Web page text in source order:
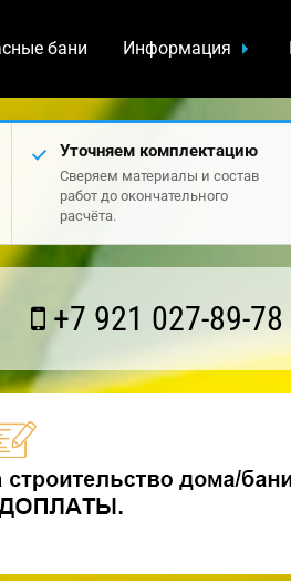
бани Информация
Уточняем комплектацию
Сверяем материалы и состав
работ до окончательного
расчёта.
+7 921 027-89-78